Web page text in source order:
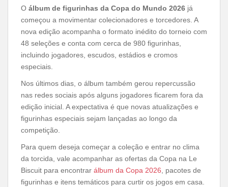
O álbum de figurinhas da Copa do Mundo 2026 já
começou a movimentar colecionadores e torcedores. A
nova edição acompanha o formato inédito do torneio com
48 seleções e conta com cerca de 980 figurinhas,
incluindo jogadores, escudos, estádios e cromos
especiais.
Nos últimos dias, o álbum também gerou repercussão
nas redes sociais após alguns jogadores ficarem fora da
edição inicial. A expectativa é que novas atualizações e
figurinhas especiais sejam lançadas ao longo da
competição.
Para quem deseja começar a coleção e entrar no clima
da torcida, vale acompanhar as ofertas da Copa na Le
Biscuit para encontrar álbum da Copa 2026, pacotes de
figurinhas e itens temáticos para curtir os jogos em casa.